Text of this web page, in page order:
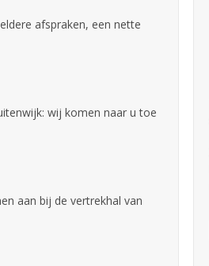
afspraken, een nette
wij komen naar u toe
aan bij de vertrekhal van